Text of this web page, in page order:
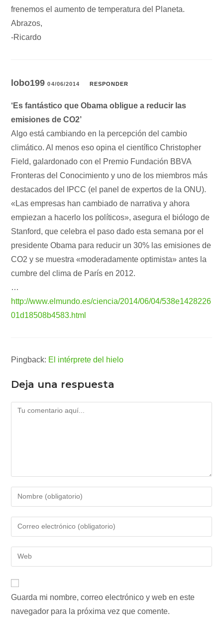
frenemos el aumento de temperatura del Planeta.
Abrazos,
-Ricardo
lobo19904/06/2014 RESPONDER
‘Es fantástico que Obama obligue a reducir las
emisiones de CO2’
Algo está cambiando en la percepción del cambio
climático. Al menos eso opina el científico Christopher
Field, galardonado con el Premio Fundación BBVA
Fronteras del Conocimiento y uno de los miembros más
destacados del IPCC (el panel de expertos de la ONU).
«Las empresas han cambiado de narrativa y ahora
empiezan a hacerlo los políticos», asegura el biólogo de
Stanford, que celebra el paso dado esta semana por el
presidente Obama para reducir un 30% las emisiones de
CO2 y se muestra «moderadamente optimista» antes la
cumbre del clima de París en 2012.
…
http://www.elmundo.es/ciencia/2014/06/04/538e1428226
01d18508b4583.html
Pingback: El intérprete del hielo
Deja una respuesta
Comentario
Introduce
tu
nombre
de
usuario
para
Introduce
tu
dirección
de
para
comentar
Introduce
la
de
tu
web
Guarda mi nombre, correo electrónico y web en este
navegador para la próxima vez que comente.